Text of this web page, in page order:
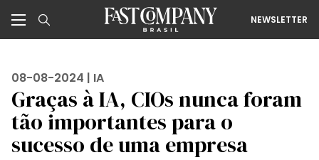
NEWSLETTER
08-08-2024 | IA
Graças à IA, CIOs nunca foram
tão importantes para o
sucesso de uma empresa